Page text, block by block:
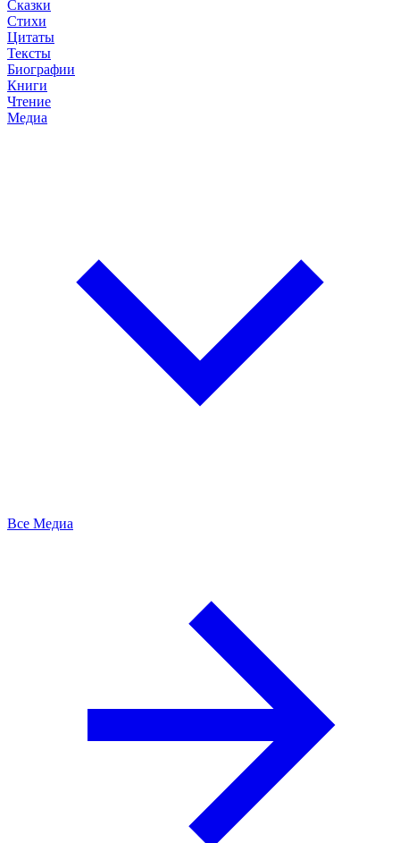
Сказки
Стихи
Цитаты
Тексты
Биографии
Книги
Чтение
Медиа
Все Медиа